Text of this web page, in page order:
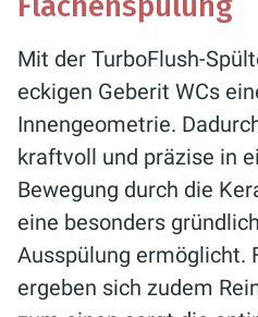
Mit der TurboFlush-
eckigen Geberit WCs
Innengeometrie.
kraftvoll und präzise in
Bewegung durch die
eine besonders
Ausspülung ermöglicht.
ergeben sich zudem